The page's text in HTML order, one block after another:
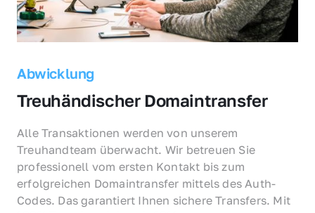
Abwicklung
Treuhändischer Domaintransfer
Alle Transaktionen werden von unserem
Treuhandteam überwacht. Wir betreuen Sie
professionell vom ersten Kontakt bis zum
erfolgreichen Domaintransfer mittels des Auth-
Codes. Das garantiert Ihnen sichere Transfers. Mit